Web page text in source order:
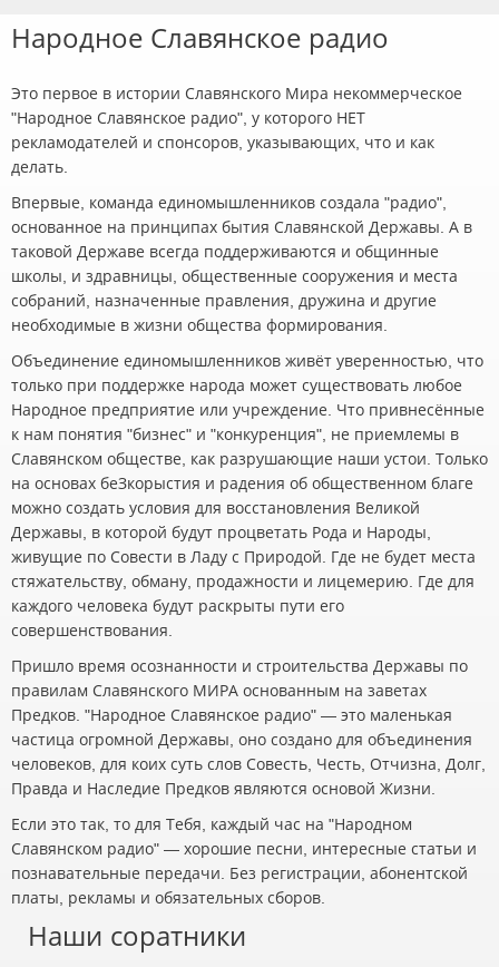
Народное Славянское радио
Это первое в истории Славянского Мира некоммерческое
"Народное Славянское радио", у которого НЕТ
рекламодателей и спонсоров, указывающих, что и как
делать.
Впервые, команда единомышленников создала "радио",
основанное на принципах бытия Славянской Державы. А в
таковой Державе всегда поддерживаются и общинные
школы, и здравницы, общественные сооружения и места
собраний, назначенные правления, дружина и другие
необходимые в жизни общества формирования.
Объединение единомышленников живёт уверенностью, что
только при поддержке народа может существовать любое
Народное предприятие или учреждение. Что привнесённые
к нам понятия "бизнес" и "конкуренция", не приемлемы в
Славянском обществе, как разрушающие наши устои. Только
на основах беЗкорыстия и радения об общественном благе
можно создать условия для восстановления Великой
Державы, в которой будут процветать Рода и Народы,
живущие по Совести в Ладу с Природой. Где не будет места
стяжательству, обману, продажности и лицемерию. Где для
каждого человека будут раскрыты пути его
совершенствования.
Пришло время осознанности и строительства Державы по
правилам Славянского МИРА основанным на заветах
Предков. "Народное Славянское радио" — это маленькая
частица огромной Державы, оно создано для объединения
человеков, для коих суть слов Совесть, Честь, Отчизна, Долг,
Правда и Наследие Предков являются основой Жизни.
Если это так, то для Тебя, каждый час на "Народном
Славянском радио" — хорошие песни, интересные статьи и
познавательные передачи. Без регистрации, абонентской
платы, рекламы и обязательных сборов.
Наши соратники